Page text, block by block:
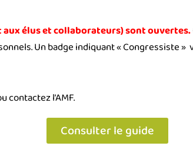
élus et collaborateurs) sont ouvertes.
Un badge indiquant « Congressiste
l’AMF.
Consulter le guide